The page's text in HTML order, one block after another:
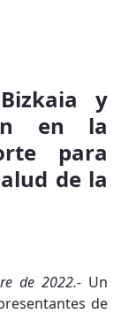
y
en la
para
de la
de 2022.- Un
de